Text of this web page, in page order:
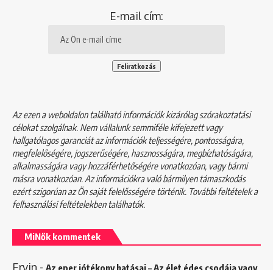
E-mail cím:
Az ezen a weboldalon található információk kizárólag szórakoztatási
célokat szolgálnak. Nem vállalunk semmiféle kifejezett vagy
hallgatólagos garanciát az információk teljességére, pontosságára,
megfelelőségére, jogszerűségére, hasznosságára, megbízhatóságára,
alkalmasságára vagy hozzáférhetőségére vonatkozóan, vagy bármi
másra vonatkozóan. Az információkra való bármilyen támaszkodás
ezért szigorúan az Ön saját felelősségére történik. További feltételek a
felhasználási feltételekbentalálhatók.
MiNők kommentek
Ervin -